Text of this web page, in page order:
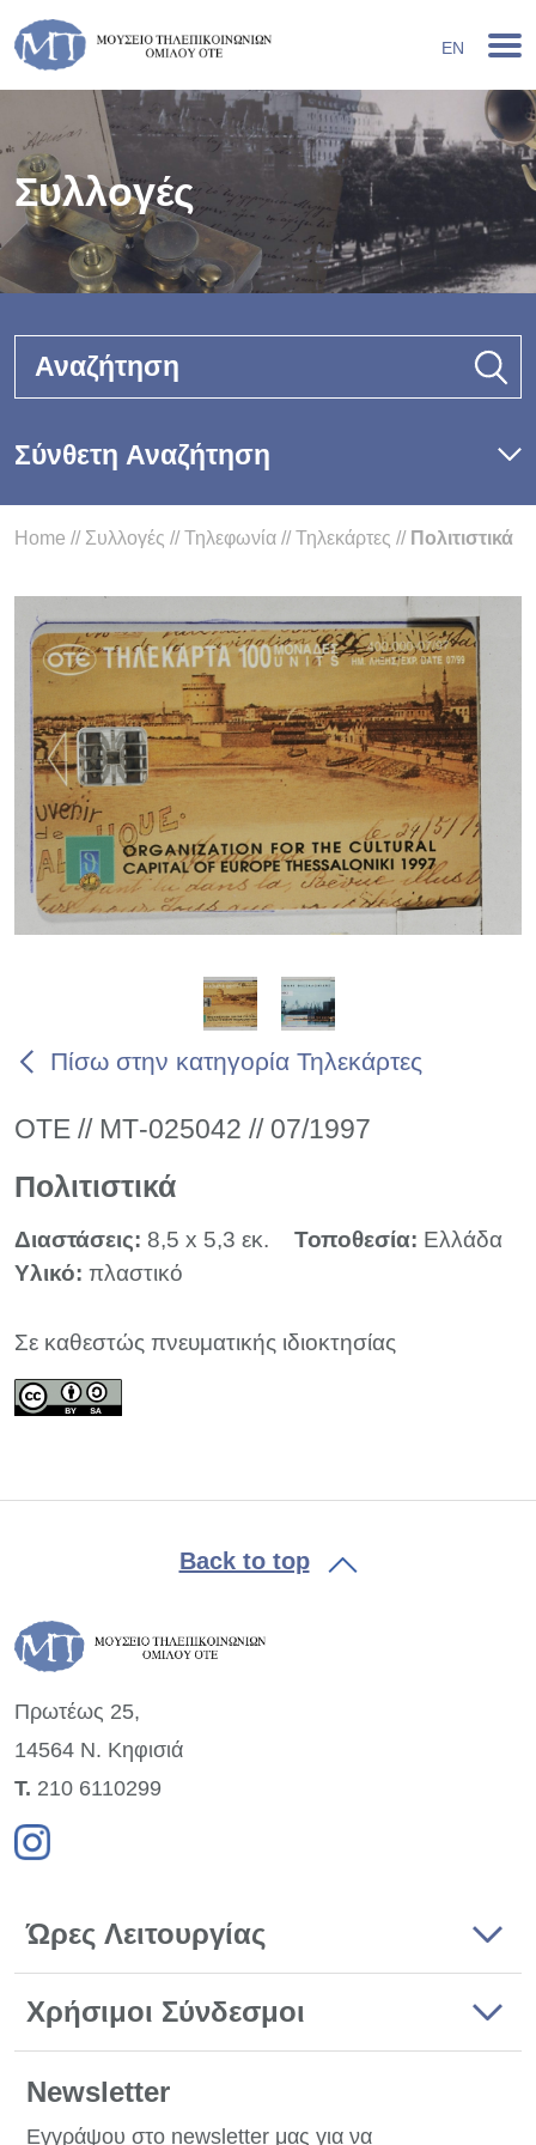
EN
Συλλογές
Αναζήτηση
Σύνθετη Αναζήτηση
Home // Συλλογές //Τηλεφωνία //Τηλεκάρτες // Πολιτιστικά
Πίσω στην κατηγορία Τηλεκάρτες
ΟΤΕ // ΜΤ-025042 // 07/1997
Πολιτιστικά
Διαστάσεις: 8,5 x 5,3 εκ. Τοποθεσία: Ελλάδα
Υλικό: πλαστικό
Σε καθεστώς πνευματικής ιδιοκτησίας
Back to top
Πρωτέως 25,
14564 Ν. Κηφισιά
Τ. 210 6110299
Ώρες Λειτουργίας
Χρήσιμοι Σύνδεσμοι
Newsletter
Εγγράψου στο newsletter μας για να